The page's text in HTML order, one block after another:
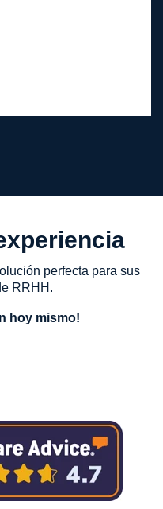
perfecta para sus
RRHH.
hoy mismo!